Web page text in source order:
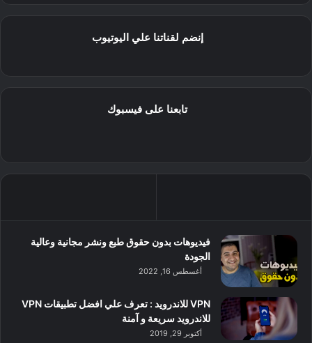
إنضم لقناتنا علي اليوتيوب
تابعنا على فيسبوك
فيديوهات بدون حقوق طبع ونشر مجانية وعالية
الجودة
أغسطس 16, 2022
VPN للاندرويد : تعرف علي افضل تطبيقات VPN
للاندرويد سريعة و آمنة
أكتوبر 29, 2019